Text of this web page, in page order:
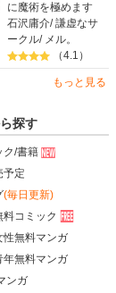
に魔術を極めます
石沢庸介/謙虚なサ
ークル/ メル。
（4.1）
もっと見る
探す
ク/書籍
予定
(毎日更新)
料コミック
性無料マンガ
年無料マンガ
ンガ